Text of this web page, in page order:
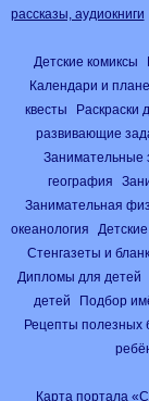
рассказы, аудиокниги
Детские комиксы
Календари и
квесты
Раскраски
развивающие
Занимательные
география
Занимательная
океанология
Стенгазеты и
Дипломы для детей
детей
Подбор
Рецепты полезных
Карта портала